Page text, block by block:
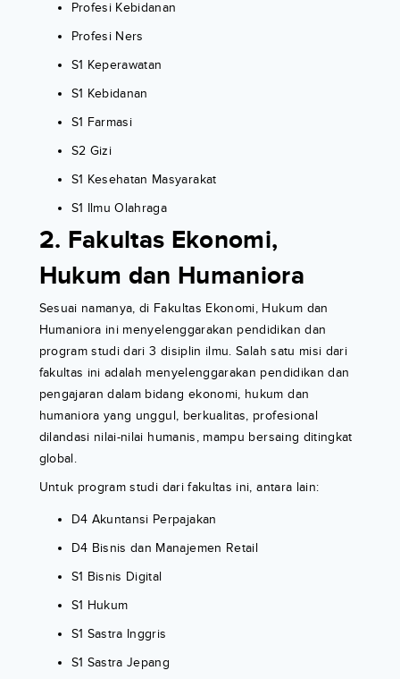
Profesi Kebidanan
Profesi Ners
S1 Keperawatan
S1 Kebidanan
S1 Farmasi
S2 Gizi
S1 Kesehatan Masyarakat
S1 Ilmu Olahraga
2. Fakultas Ekonomi,
Hukum dan Humaniora
Sesuai namanya, di Fakultas Ekonomi, Hukum dan
Humaniora ini menyelenggarakan pendidikan dan
program studi dari 3 disiplin ilmu. Salah satu misi dari
fakultas ini adalah menyelenggarakan pendidikan dan
pengajaran dalam bidang ekonomi, hukum dan
humaniora yang unggul, berkualitas, profesional
dilandasi nilai-nilai humanis, mampu bersaing ditingkat
global.
Untuk program studi dari fakultas ini, antara lain:
D4 Akuntansi Perpajakan
D4 Bisnis dan Manajemen Retail
S1 Bisnis Digital
S1 Hukum
S1 Sastra Inggris
S1 Sastra Jepang